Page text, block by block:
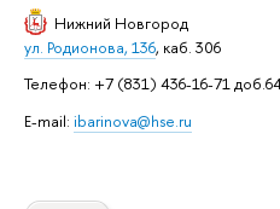
Нижний Новгород
ул. Родионова, 136, каб. 306
Телефон: +7 (831) 436-16-71
E-mail: ibarinova@hse.ru